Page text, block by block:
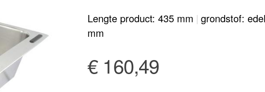
Lengte product: 435 mm | grondstof:
mm
€ 160,49